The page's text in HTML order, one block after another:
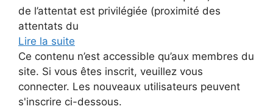
de l’attentat est privilégiée (proximité des
attentats du
Lire la suite
Ce contenu n’est accessible qu’aux membres du
site. Si vous êtes inscrit, veuillez vous
connecter. Les nouveaux utilisateurs peuvent
s'inscrire ci-dessous.